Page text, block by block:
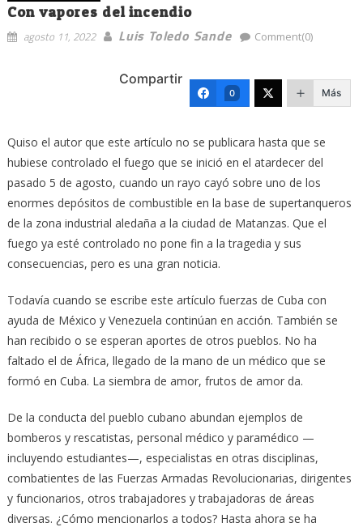
Con vapores del incendio
agosto 11, 2022 Luis Toledo Sande Comment(0)
Compartir
0 Más
Quiso el autor que este artículo no se publicara hasta que se
hubiese controlado el fuego que se inició en el atardecer del
pasado 5 de agosto, cuando un rayo cayó sobre uno de los
enormes depósitos de combustible en la base de supertanqueros
de la zona industrial aledaña a la ciudad de Matanzas. Que el
fuego ya esté controlado no pone fin a la tragedia y sus
consecuencias, pero es una gran noticia.
Todavía cuando se escribe este artículo fuerzas de Cuba con
ayuda de México y Venezuela continúan en acción. También se
han recibido o se esperan aportes de otros pueblos. No ha
faltado el de África, llegado de la mano de un médico que se
formó en Cuba. La siembra de amor, frutos de amor da.
De la conducta del pueblo cubano abundan ejemplos de
bomberos y rescatistas, personal médico y paramédico —
incluyendo estudiantes—, especialistas en otras disciplinas,
combatientes de las Fuerzas Armadas Revolucionarias, dirigentes
y funcionarios, otros trabajadores y trabajadoras de áreas
diversas. ¿Cómo mencionarlos a todos? Hasta ahora se ha